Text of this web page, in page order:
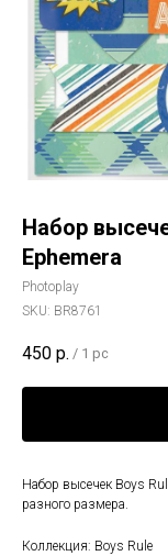
Набор
Ephemera
Photoplay
SKU: BR8761
450 р. / 1 pc
Набор высечек Boys
разного размера.
Коллекция: Boys Rule